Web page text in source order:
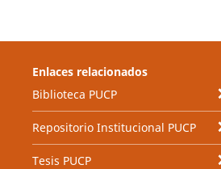
Enlaces relacionados
Biblioteca PUCP
Repositorio Institucional PUCP
Tesis PUCP